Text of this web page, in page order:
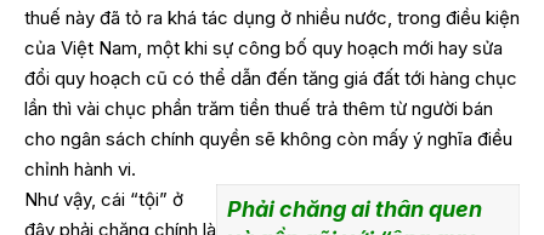
thuế này đã tỏ ra khá tác dụng ở nhiều nước, trong điều kiện
của Việt Nam, một khi sự công bố quy hoạch mới hay sửa
đổi quy hoạch cũ có thể dẫn đến tăng giá đất tới hàng chục
lần thì vài chục phần trăm tiền thuế trả thêm từ người bán
cho ngân sách chính quyền sẽ không còn mấy ý nghĩa điều
chỉnh hành vi.
Phải chăng ai thân quen
Như vậy, cái “tội” ở
đây phải chăng chính là